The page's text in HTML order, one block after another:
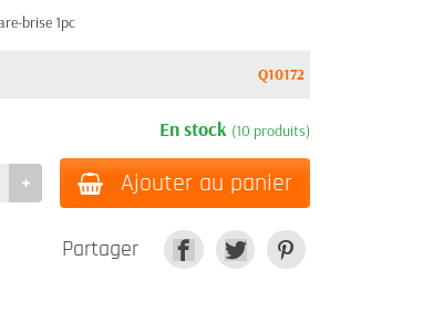
brise 1pc
Q10172
En stock (10 produits)
Ajouter au panier
Partager